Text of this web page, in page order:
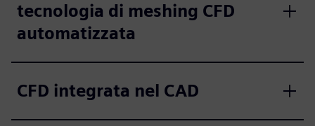
tecnologia di meshing CFD
automatizzata
CFD integrata nel CAD